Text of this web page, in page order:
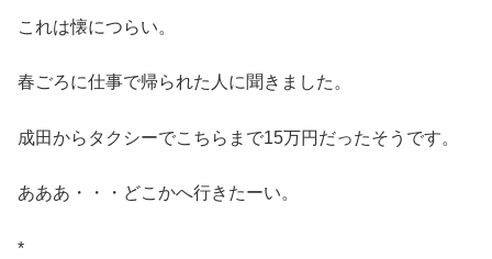
これは懐につらい。
春ごろに仕事で帰られた人に聞きました。
成田からタクシーでこちらまで15万円だったそうです。
あああ・・・どこかへ行きたーい。
*